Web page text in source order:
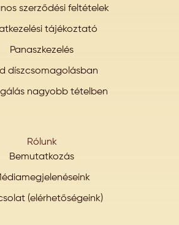
szerződési feltételek
tájékoztató
Panaszkezelés
díszcsomagolásban
nagyobb tételben
Rólunk
Bemutatkozás
(elérhetőségeink)